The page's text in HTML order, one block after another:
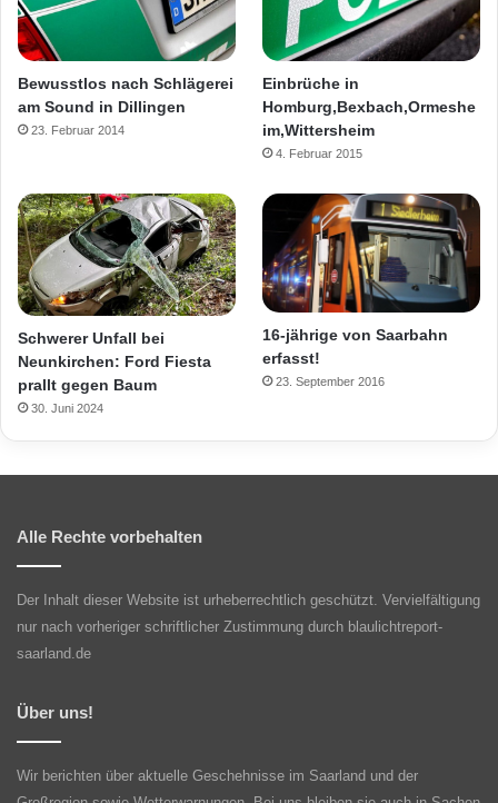
Bewusstlos nach Schlägerei
am Sound in Dillingen
23. Februar 2014
Einbrüche in
Homburg,Bexbach,Ormeshe
im,Wittersheim
4. Februar 2015
Schwerer Unfall bei
Neunkirchen: Ford Fiesta
prallt gegen Baum
30. Juni 2024
16-jährige von Saarbahn
erfasst!
23. September 2016
Alle Rechte vorbehalten
Der Inhalt dieser Website ist urheberrechtlich geschützt. Vervielfältigung
nur nach vorheriger schriftlicher Zustimmung durch blaulichtreport-
saarland.de
Über uns!
Wir berichten über aktuelle Geschehnisse im Saarland und der